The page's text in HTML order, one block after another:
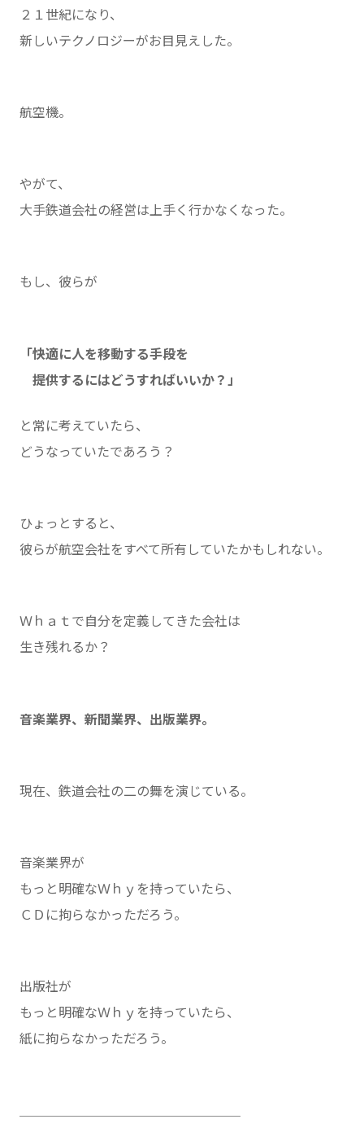
２１世紀になり、
新しいテクノロジーがお目見えした。
航空機。
やがて、
大手鉄道会社の経営は上手く行かなくなった。
もし、彼らが
「快適に人を移動する手段を
提供するにはどうすればいいか？」
と常に考えていたら、
どうなっていたであろう？
ひょっとすると、
彼らが航空会社をすべて所有していたかもしれない。
Ｗｈａｔで自分を定義してきた会社は
生き残れるか？
音楽業界、新聞業界、出版業界。
現在、鉄道会社の二の舞を演じている。
音楽業界が
もっと明確なＷｈｙを持っていたら、
ＣＤに拘らなかっただろう。
出版社が
もっと明確なＷｈｙを持っていたら、
紙に拘らなかっただろう。